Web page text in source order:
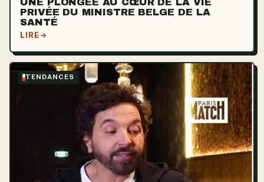
PRIVÉE DU MINISTRE BELGE DE LA
SANTÉ
LIRE
TENDANCES